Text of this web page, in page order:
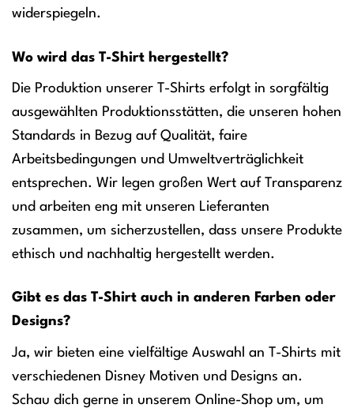
widerspiegeln.
Wo wird das T-Shirt hergestellt?
Die Produktion unserer T-Shirts erfolgt in sorgfältig
ausgewählten Produktionsstätten, die unseren hohen
Standards in Bezug auf Qualität, faire
Arbeitsbedingungen und Umweltverträglichkeit
entsprechen. Wir legen großen Wert auf Transparenz
und arbeiten eng mit unseren Lieferanten
zusammen, um sicherzustellen, dass unsere Produkte
ethisch und nachhaltig hergestellt werden.
Gibt es das T-Shirt auch in anderen Farben oder
Designs?
Ja, wir bieten eine vielfältige Auswahl an T-Shirts mit
verschiedenen Disney Motiven und Designs an.
Schau dich gerne in unserem Online-Shop um, um